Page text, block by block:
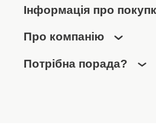
Інформація про
Про компанію
Потрібна порада?